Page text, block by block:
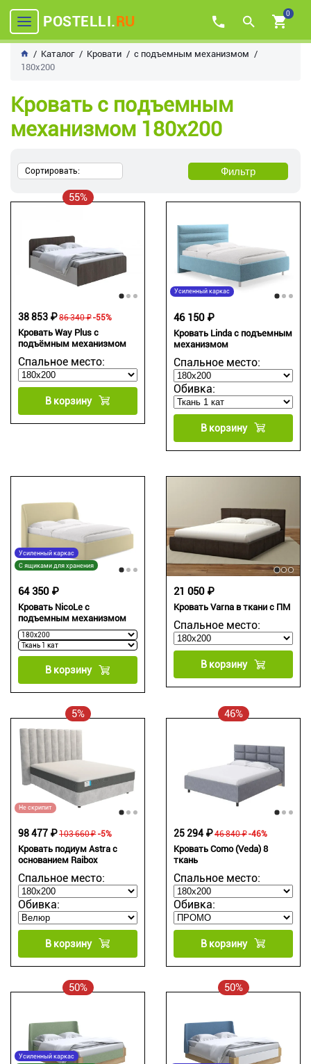
POSTELLI.RU 0
Каталог Кровати
с подъемным механизмом
180х200
Кровать с подъемным
механизмом 180х200
Сортировать: Фильтр
55%
Кровать Way Plus с
подъёмным механизмом
Спальное место:
86 340 ₽
38 853 ₽ -55%
В корзину
Усиленный каркас
Кровать Linda с подъемным
механизмом
Спальное место:
Обивка:
46 150 ₽
В корзину
Усиленный каркас
С ящиками для хранения
Кровать NicoLe c
подъемным механизмом
64 350 ₽
В корзину
Кровать Varna в ткани c ПМ
Спальное место:
21 050 ₽
В корзину
5%
Не скрипит
Кровать подиум Astra с
основанием Raibox
Спальное место:
Обивка:
103 660 ₽
98 477 ₽ -5%
В корзину
46%
Кровать Como (Veda) 8
ткань
Спальное место:
Обивка:
46 840 ₽
25 294 ₽ -46%
В корзину
50%
Усиленный каркас
50%